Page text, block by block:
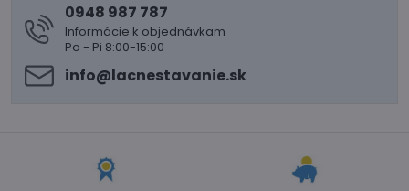
0948 987 787
Informácie k objednávkam
Po - Pi 8:00-15:00
info​@lacnestavanie​.sk